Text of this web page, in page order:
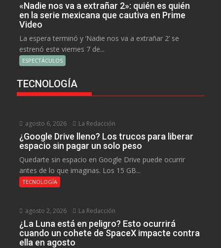
«Nadie nos va a extrañar 2»: quién es quién
en la serie mexicana que cautiva en Prime
Video
La espera terminó y ‘Nadie nos va a extrañar 2’ se
estrenó este viernes 7 de...
ESPECTÁCULOS
TECNOLOGÍA
agosto 6, 2026 La Redacción
¿Google Drive lleno? Los trucos para liberar
espacio sin pagar un solo peso
Quedarte sin espacio en Google Drive puede ocurrir
antes de lo que imaginas. Los 15 GB...
TECNOLOGÍA
agosto 2, 2026 La Redacción
¿La Luna está en peligro? Esto ocurrirá
cuando un cohete de SpaceX impacte contra
ella en agosto